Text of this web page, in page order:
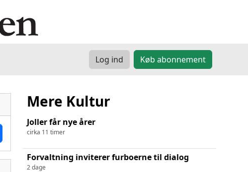
Log ind Køb abonnement
Mere Kultur
Joller får nye årer
cirka 11 timer
Forvaltning inviterer furboerne til dialog
2 dage